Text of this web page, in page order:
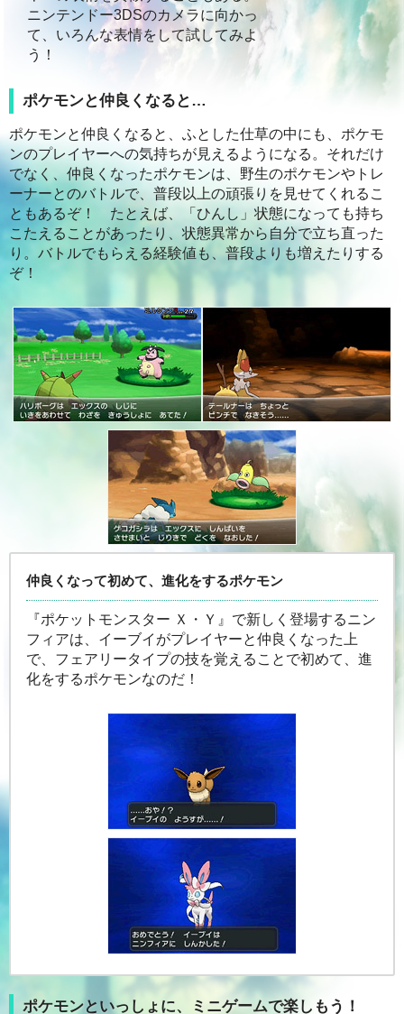
ニンテンドー3DSのカメラに向かっ
て、いろんな表情をして試してみよ
う！
ポケモンと仲良くなると…
ポケモンと仲良くなると、ふとした仕草の中にも、ポケモ
ンのプレイヤーへの気持ちが見えるようになる。それだけ
でなく、仲良くなったポケモンは、野生のポケモンやトレ
ーナーとのバトルで、普段以上の頑張りを見せてくれるこ
ともあるぞ！ たとえば、「ひんし」状態になっても持ち
こたえることがあったり、状態異常から自分で立ち直った
り。バトルでもらえる経験値も、普段よりも増えたりする
ぞ！
仲良くなって初めて、進化をするポケモン
『ポケットモンスター Ｘ・Ｙ』で新しく登場するニン
フィアは、イーブイがプレイヤーと仲良くなった上
で、フェアリータイプの技を覚えることで初めて、進
化をするポケモンなのだ！
ポケモンといっしょに、ミニゲームで楽しもう！